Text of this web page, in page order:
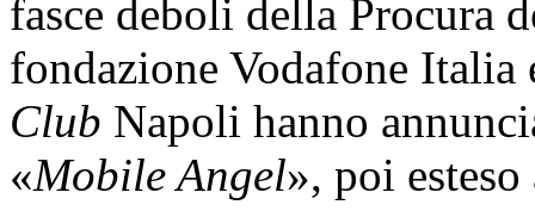
fasce deboli della Procura
fondazione Vodafone
Club Napoli hanno
«Mobile Angel», poi